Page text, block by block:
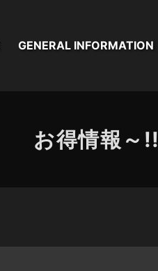
GENERAL INFORMATION
お得情報～!!